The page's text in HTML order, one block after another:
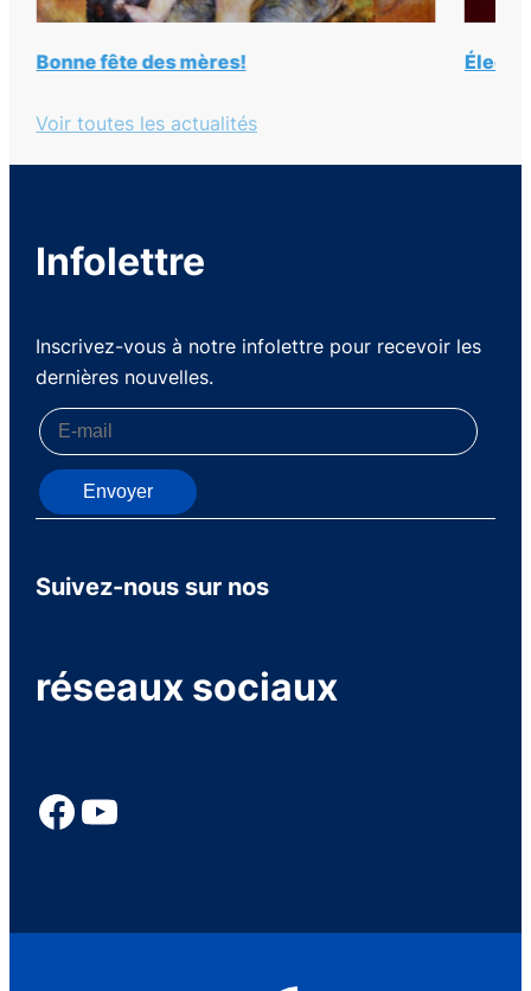
Élection du pape Léon XIV
Le
Voir toutes les actualités
Infolettre
Inscrivez-vous à notre infolettre pour recevoir les
dernières nouvelles.
Envoyer
Suivez-nous sur nos
réseaux sociaux